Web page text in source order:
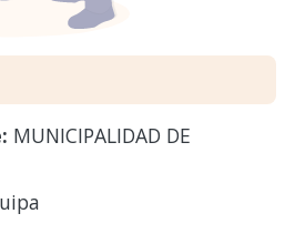
MUNICIPALIDAD DE